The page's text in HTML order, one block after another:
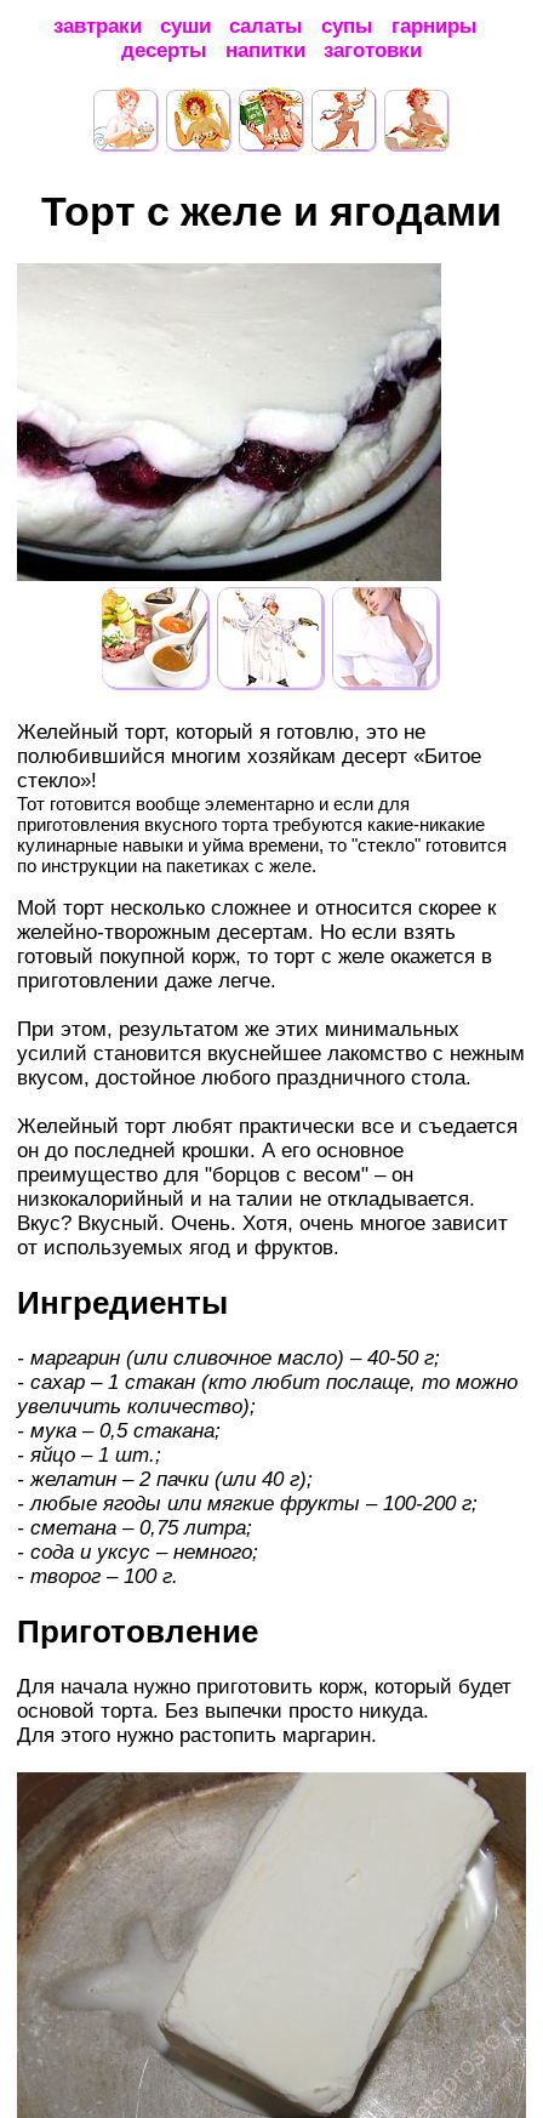
завтраки суши салаты супы
гарниры
десерты
напитки заготовки
Торт с желе и ягодами
Желейный торт, который я готовлю, это не
полюбившийся многим хозяйкам десерт «Битое
стекло»!
Тот готовится вообще элементарно и если для
приготовления вкусного торта требуются какие-никакие
кулинарные навыки и уйма времени, то "стекло" готовится
по инструкции на пакетиках с желе.
Мой торт несколько сложнее и относится скорее к
желейно-творожным десертам. Но если взять
готовый покупной корж, то торт с желе окажется в
приготовлении даже легче.
При этом, результатом же этих минимальных
усилий становится вкуснейшее лакомство с нежным
вкусом, достойное любого праздничного стола.
Желейный торт любят практически все и съедается
он до последней крошки. А его основное
преимущество для "борцов с весом" – он
низкокалорийный и на талии не откладывается.
Вкус? Вкусный. Очень. Хотя, очень многое зависит
от используемых ягод и фруктов.
Ингредиенты
- маргарин (или сливочное масло) – 40-50 г;
- сахар – 1 стакан (кто любит послаще, то можно
увеличить количество);
- мука – 0,5 стакана;
- яйцо – 1 шт.;
- желатин – 2 пачки (или 40 г);
- любые ягоды или мягкие фрукты – 100-200 г;
- сметана – 0,75 литра;
- сода и уксус – немного;
- творог – 100 г.
Приготовление
Для начала нужно приготовить корж, который будет
основой торта. Без выпечки просто никуда.
Для этого нужно растопить маргарин.